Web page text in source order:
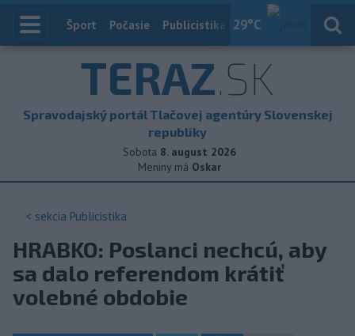
29°C
Index
Šport Počasie Publicistika Slovensko
TERAZ.SK
Spravodajský portál Tlačovej agentúry Slovenskej
republiky
Sobota 8. august 2026
Meniny má Oskar
< sekcia Publicistika
HRABKO: Poslanci nechcú, aby
sa dalo referendom krátiť
volebné obdobie